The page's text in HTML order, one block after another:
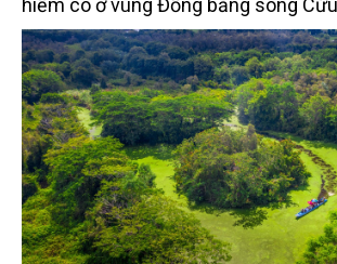
hiếm có ở vùng Đồng bằng sông